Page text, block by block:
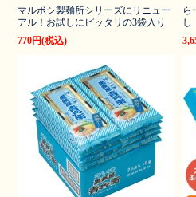
マルボシ製麺所シリーズにリニュー
アル！お試しにピッタリの3袋入り
770円(税込)
ら
し